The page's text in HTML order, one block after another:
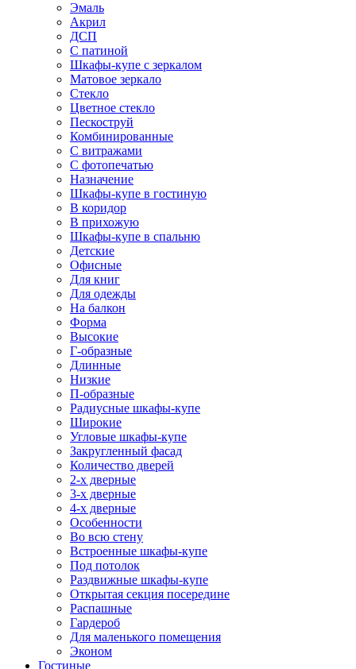
Эмаль
Акрил
ДСП
С патиной
Шкафы-купе с зеркалом
Матовое зеркало
Стекло
Цветное стекло
Пескоструй
Комбинированные
С витражами
С фотопечатью
Назначение
Шкафы-купе в гостиную
В коридор
В прихожую
Шкафы-купе в спальню
Детские
Офисные
Для книг
Для одежды
На балкон
Форма
Высокие
Г-образные
Длинные
Низкие
П-образные
Радиусные шкафы-купе
Широкие
Угловые шкафы-купе
Закругленный фасад
Количество дверей
2-х дверные
3-х дверные
4-х дверные
Особенности
Во всю стену
Встроенные шкафы-купе
Под потолок
Раздвижные шкафы-купе
Открытая секция посередине
Распашные
Гардероб
Для маленького помещения
Эконом
Гостиные